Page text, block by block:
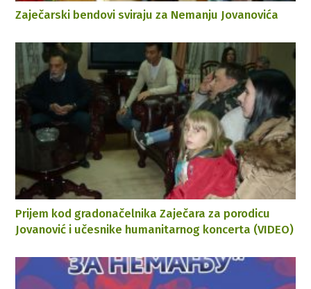
Zaječarski bendovi sviraju za Nemanju Jovanovića
Prijem kod gradonačelnika Zaječara za porodicu
Jovanović i učesnike humanitarnog koncerta (VIDEO)